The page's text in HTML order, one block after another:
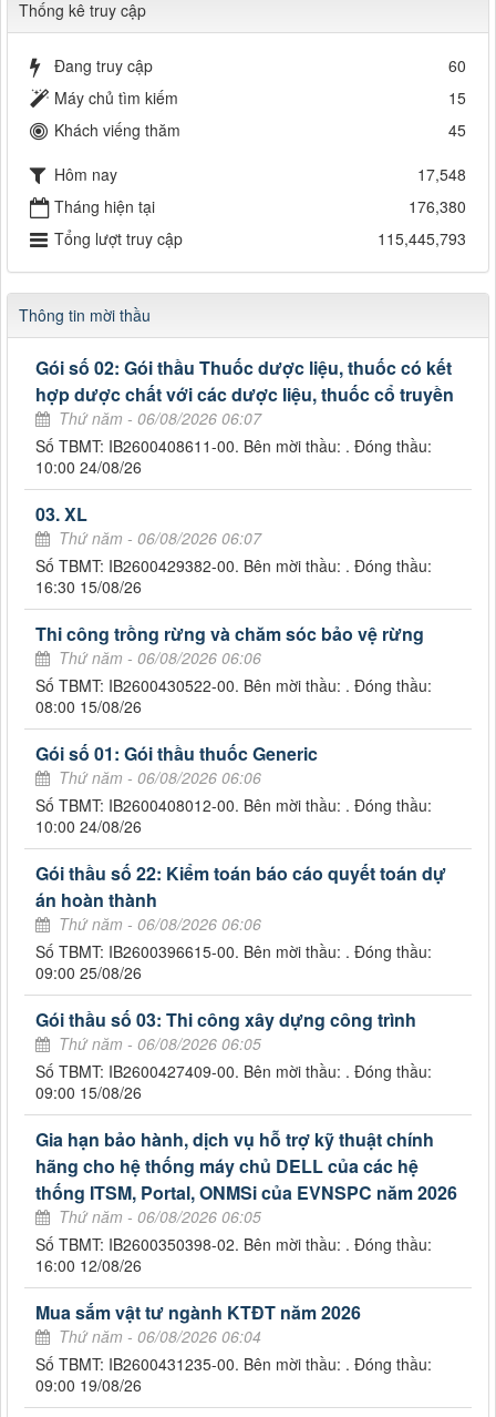
Thống kê truy cập
Đang truy cập
60
Máy chủ tìm kiếm
15
Khách viếng thăm
45
Hôm nay
17,548
Tháng hiện tại
176,380
Tổng lượt truy cập
115,445,793
Thông tin mời thầu
Gói số 02: Gói thầu Thuốc dược liệu, thuốc có kết
hợp dược chất với các dược liệu, thuốc cổ truyền
Thứ năm - 06/08/2026 06:07
Số TBMT: IB2600408611-00. Bên mời thầu: . Đóng thầu:
10:00 24/08/26
03. XL
Thứ năm - 06/08/2026 06:07
Số TBMT: IB2600429382-00. Bên mời thầu: . Đóng thầu:
16:30 15/08/26
Thi công trồng rừng và chăm sóc bảo vệ rừng
Thứ năm - 06/08/2026 06:06
Số TBMT: IB2600430522-00. Bên mời thầu: . Đóng thầu:
08:00 15/08/26
Gói số 01: Gói thầu thuốc Generic
Thứ năm - 06/08/2026 06:06
Số TBMT: IB2600408012-00. Bên mời thầu: . Đóng thầu:
10:00 24/08/26
Gói thầu số 22: Kiểm toán báo cáo quyết toán dự
án hoàn thành
Thứ năm - 06/08/2026 06:06
Số TBMT: IB2600396615-00. Bên mời thầu: . Đóng thầu:
09:00 25/08/26
Gói thầu số 03: Thi công xây dựng công trình
Thứ năm - 06/08/2026 06:05
Số TBMT: IB2600427409-00. Bên mời thầu: . Đóng thầu:
09:00 15/08/26
Gia hạn bảo hành, dịch vụ hỗ trợ kỹ thuật chính
hãng cho hệ thống máy chủ DELL của các hệ
thống ITSM, Portal, ONMSi của EVNSPC năm 2026
Thứ năm - 06/08/2026 06:05
Số TBMT: IB2600350398-02. Bên mời thầu: . Đóng thầu:
16:00 12/08/26
Mua sắm vật tư ngành KTĐT năm 2026
Thứ năm - 06/08/2026 06:04
Số TBMT: IB2600431235-00. Bên mời thầu: . Đóng thầu:
09:00 19/08/26